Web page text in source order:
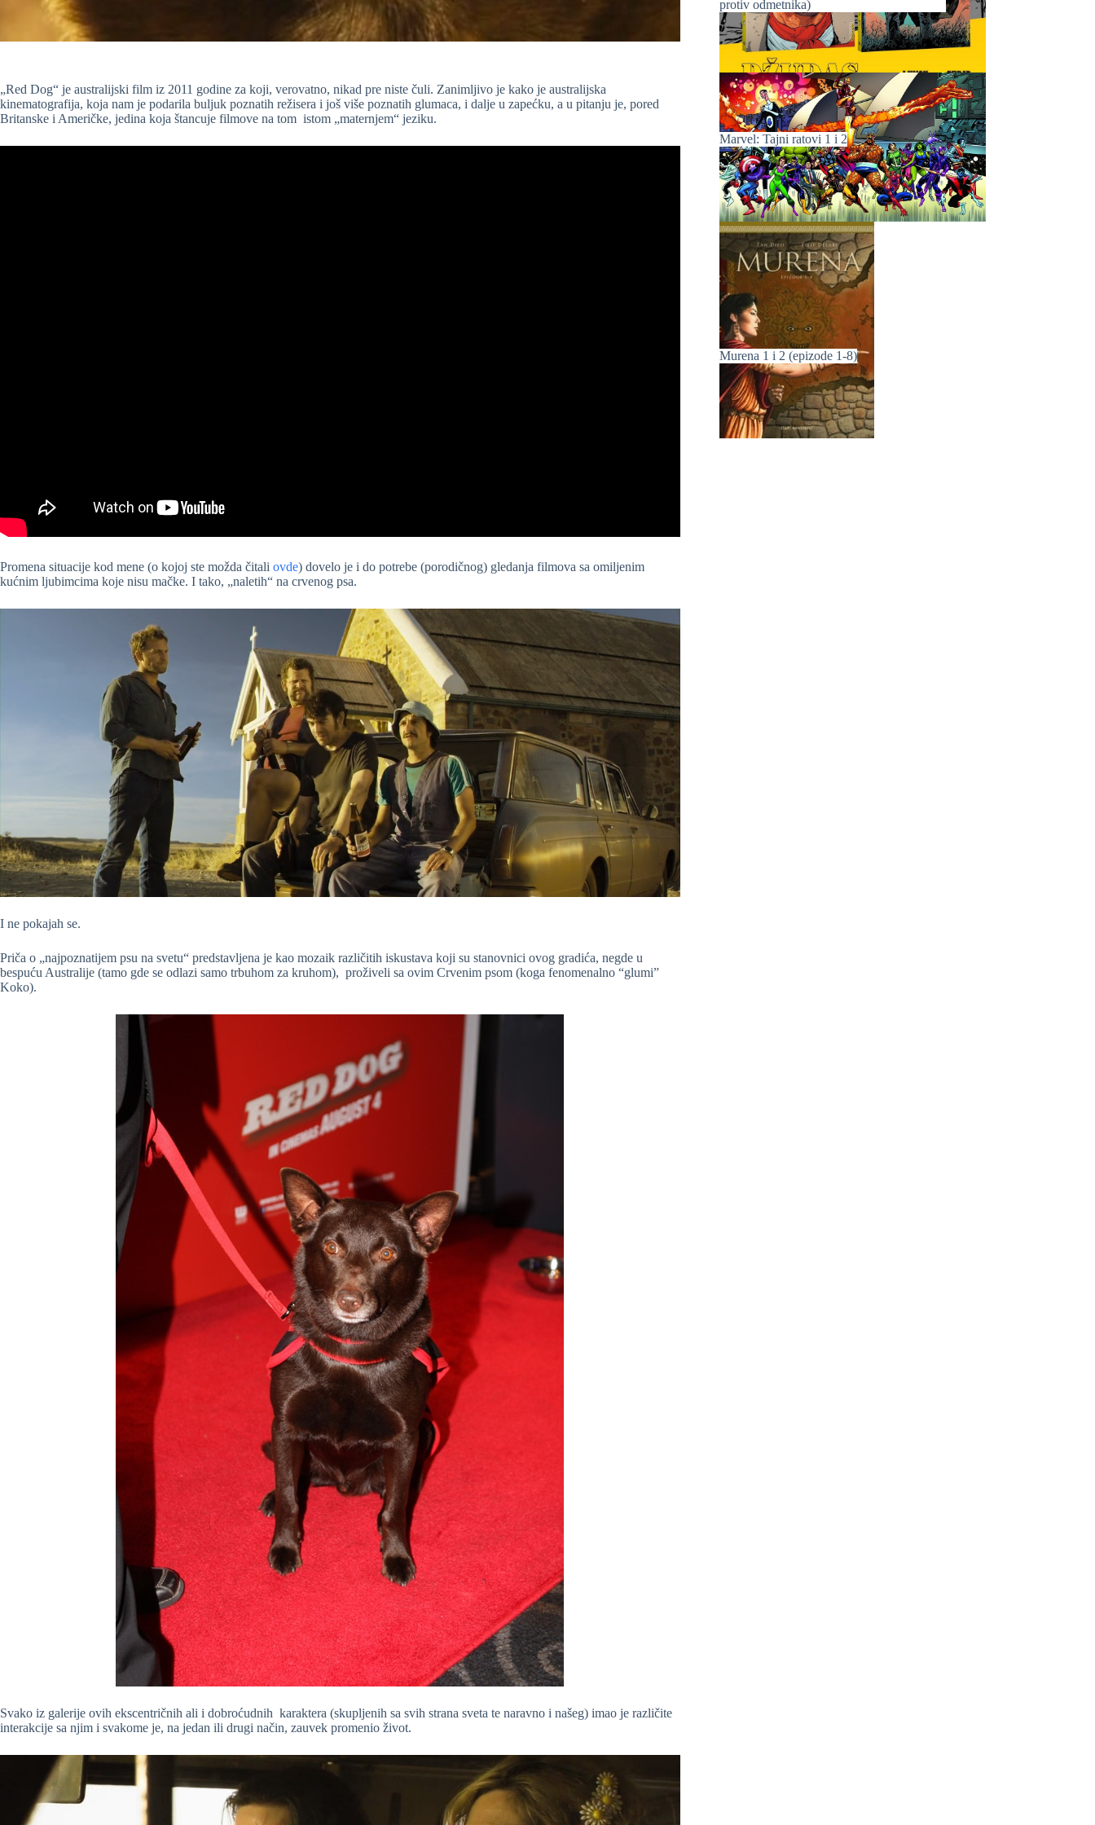
„Red Dog“ je australijski film iz 2011 godine za koji, verovatno, nikad pre niste čuli. Zanimljivo je kako je australijska
kinematografija, koja nam je podarila buljuk poznatih režisera i još više poznatih glumaca, i dalje u zapećku, a u pitanju je, pored
Britanske i Američke, jedina koja štancuje filmove na tom istom „maternjem“ jeziku.
Promena situacije kod mene (o kojoj ste možda čitali ovde) dovelo je i do potrebe (porodičnog) gledanja filmova sa omiljenim
kućnim ljubimcima koje nisu mačke. I tako, „naletih“ na crvenog psa.
I ne pokajah se.
Priča o „najpoznatijem psu na svetu“ predstavljena je kao mozaik različitih iskustava koji su stanovnici ovog gradića, negde u
bespuću Australije (tamo gde se odlazi samo trbuhom za kruhom), proživeli sa ovim Crvenim psom (koga fenomenalno “glumi”
Koko).
Svako iz galerije ovih ekscentričnih ali i dobroćudnih karaktera (skupljenih sa svih strana sveta te naravno i našeg) imao je različite
interakcije sa njim i svakome je, na jedan ili drugi način, zauvek promenio život.
protiv odmetnika)
Marvel: Tajni ratovi 1 i 2
Murena 1 i 2 (epizode 1-8)